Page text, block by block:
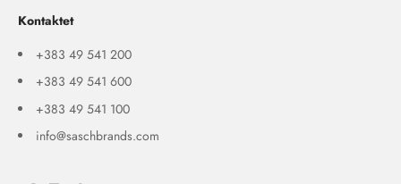
Kontaktet
+383 49 541 200
+383 49 541 600
+383 49 541 100
info@saschbrands.com